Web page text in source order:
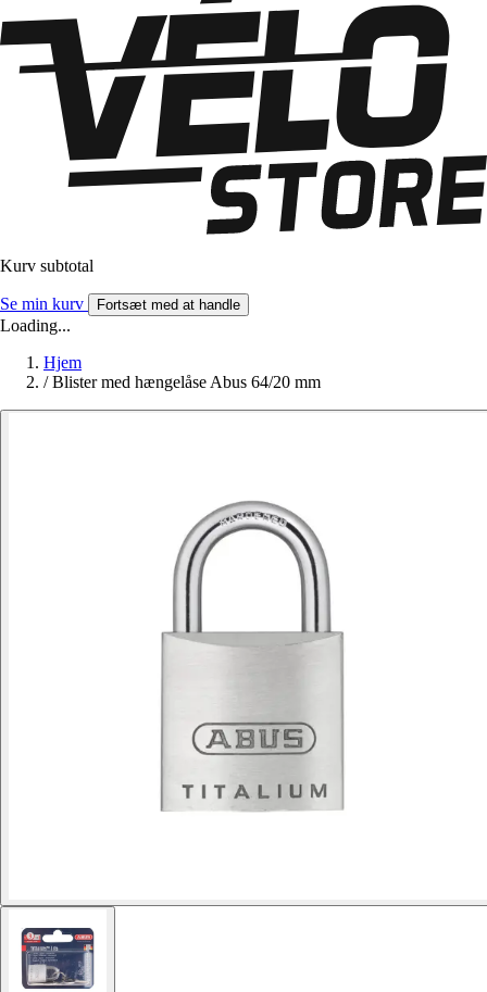
Kurv subtotal
Se min kurv Fortsæt med at handle
Loading...
Hjem
/ Blister med hængelåse Abus 64/20 mm